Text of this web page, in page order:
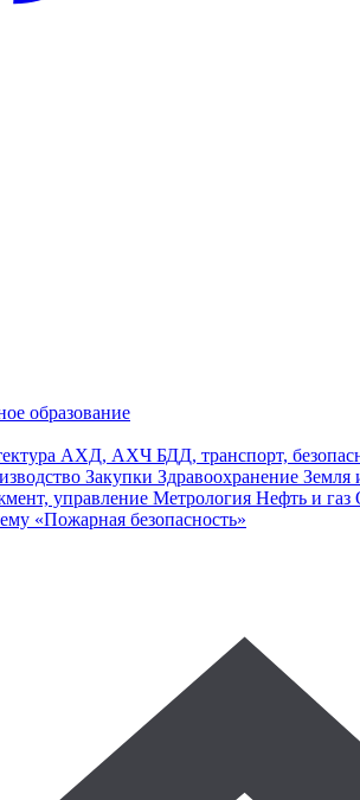
образование
АХД, АХЧ БДД, транспорт,
Закупки Здравоохранение Земля
управление Метрология Нефть и газ
«Пожарная безопасность»